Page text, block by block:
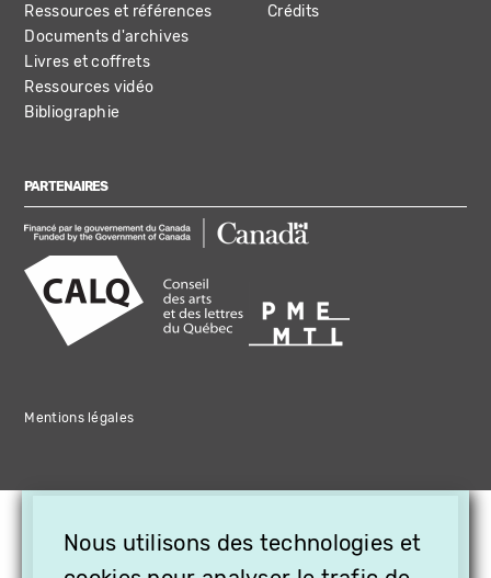
Ressources et références
Documents d'archives
Livres et coffrets
Ressources vidéo
Bibliographie
Crédits
PARTENAIRES
Mentions légales
Nous utilisons des technologies et
OFFREZ LA VIDÉO EN